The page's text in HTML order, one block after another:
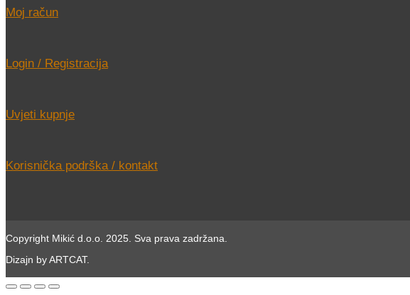
Moj račun
Login / Registracija
Uvjeti kupnje
Korisnička podrška / kontakt
Copyright Mikić d.o.o. 2025. Sva prava zadržana.
Dizajn by ARTCAT.